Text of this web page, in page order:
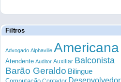
Filtros
Advogado Alphaville Americana
Atendente Auditor Auxiliar Balconista
Barão Geraldo Bilingue
Desenvolvedor